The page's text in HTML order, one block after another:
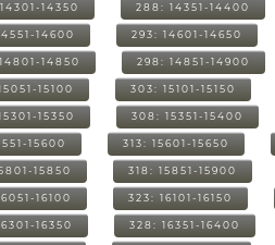
14350 288: 14351-14400
14600 293: 14601-14650
14850 298: 14851-14900
15100 303: 15101-15150
15350 308: 15351-15400
15600 313: 15601-15650
15850 318: 15851-15900
16100 323: 16101-16150
16350 328: 16351-16400